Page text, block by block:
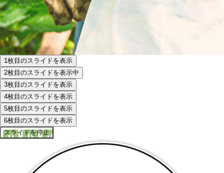
1枚目のスライドを表示
2枚目のスライドを表示中
3枚目のスライドを表示
4枚目のスライドを表示
5枚目のスライドを表示
6枚目のスライドを表示
スライドを停止